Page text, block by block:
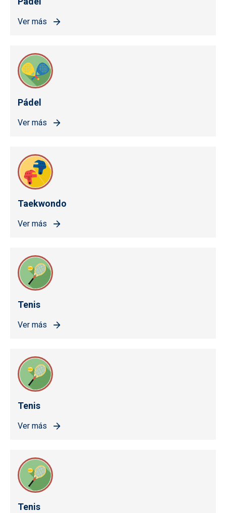
Ver más
Pádel
Ver más
Taekwondo
Ver más
Tenis
Ver más
Tenis
Ver más
Tenis